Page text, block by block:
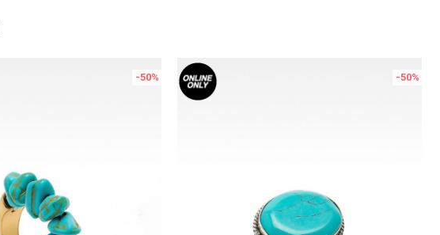
-50% -50%